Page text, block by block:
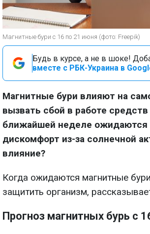
Магнитные бури с 16 по 21 июня (фото: Freepik)
Будь в курсе, а не в шоке!
вместе с РБК-Украина в
Магнитные бури влияют на
вызвать сбой в работе
ближайшей неделе ожидаются
дискомфорт из-за солнечной
влияние?
Когда ожидаются магнитные
защитить организм,
Прогноз магнитных бурь с